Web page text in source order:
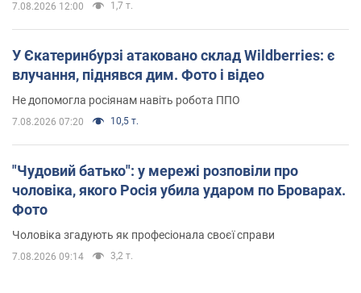
7.08.2026 12:00 1,7 т.
У Єкатеринбурзі атаковано склад Wildberries: є
влучання, піднявся дим. Фото і відео
Не допомогла росіянам навіть робота ППО
7.08.2026 07:20 10,5 т.
"Чудовий батько": у мережі розповіли про
чоловіка, якого Росія убила ударом по Броварах.
Фото
Чоловіка згадують як професіонала своєї справи
7.08.2026 09:14 3,2 т.